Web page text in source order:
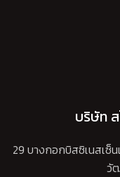
บริษัท
29 บางกอกบิสซิเนสเซ็
วั